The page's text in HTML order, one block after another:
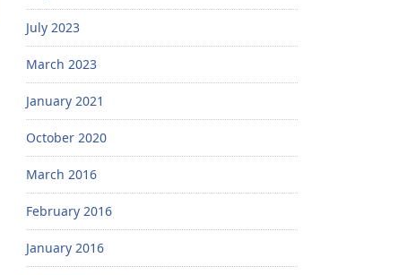
July 2023
March 2023
January 2021
October 2020
March 2016
February 2016
January 2016